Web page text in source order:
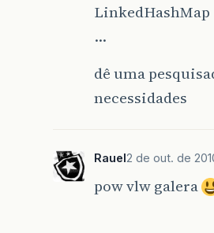
LinkedHashMap
…
dê uma
necessidades
Rauel2 de out. de
pow vlw galera